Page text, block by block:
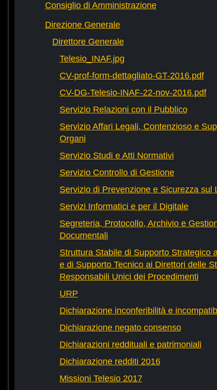
Consiglio di Amministrazione
Direzione Generale
Direttore Generale
Telesio_INAF.jpg
CV-prof-form-dettagliato-GT-2016.pdf
CV-DG-Telesio-INAF-22-nov-2016.pdf
Servizio Relazioni con il Pubblico
Servizio Affari Legali, Contenzioso e
Organi
Servizio Studi e Atti Normativi
Servizio Controllo di Gestione
Servizio di Prevenzione e Sicurezza sul
Servizi Informatici e per il Digitale
Segreteria, Protocollo, Archivio e
Documentali
Struttura Stabile di Supporto Strategico
e di Supporto Tecnico ai Direttori delle
Responsabili Unici dei Procedimenti
URP
Dichiarazione inconferibilità e
Dichiarazione negato consenso
Dichiarazioni reddituali e patrimoniali
Dichiarazione redditi 2016
Missioni Telesio 2017